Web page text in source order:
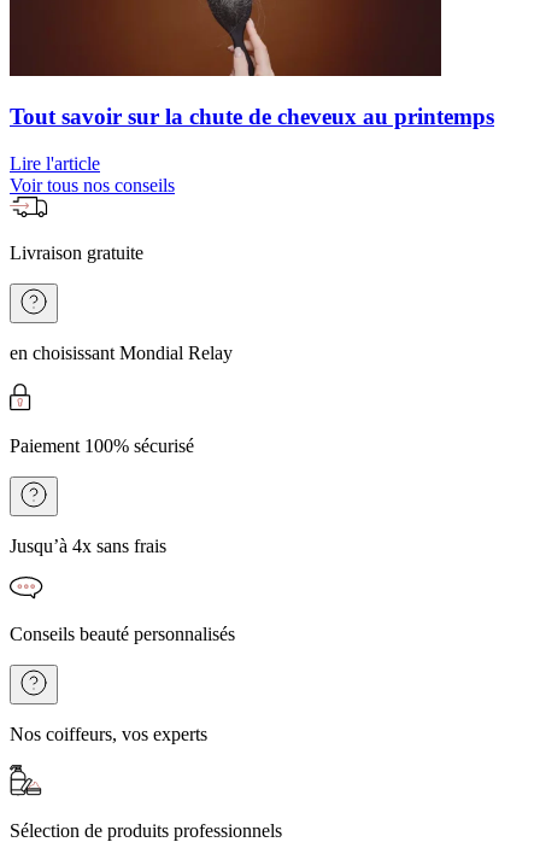
Tout savoir sur la chute de cheveux au printemps
Lire l'article
Voir tous nos conseils
Livraison gratuite
en choisissant Mondial Relay
Paiement 100% sécurisé
Jusqu’à 4x sans frais
Conseils beauté personnalisés
Nos coiffeurs, vos experts
Sélection de produits professionnels